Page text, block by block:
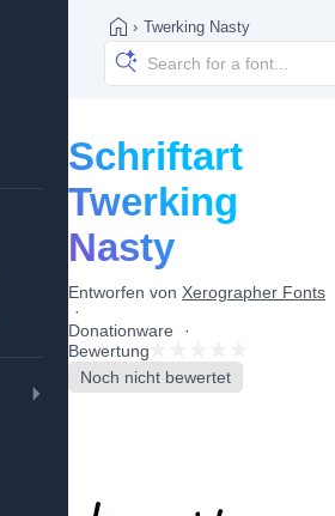
› Twerking Nasty
Schriftart
Twerking
Nasty
Entworfen von Xerographer Fonts
Donationware
Bewertung
Noch nicht bewertet